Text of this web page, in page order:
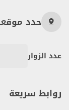
حدد
عدد الزوار
روابط سريعة